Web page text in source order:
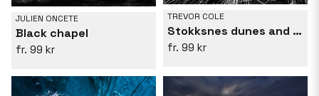
JULIEN ONCETE
Black chapel
99 kr
TREVOR COLE
Stokksnes dunes and mountains
99 kr